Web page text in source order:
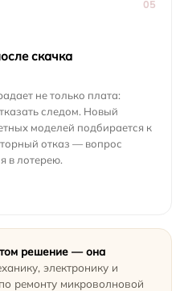
05
скачка
не только плата:
следом. Новый
моделей подбирается к
отказ — вопрос
в лотерею.
решение — она
электронику и
ремонту микроволновой